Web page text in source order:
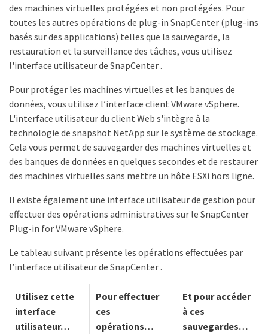
des machines virtuelles protégées et non protégées. Pour
toutes les autres opérations de plug-in SnapCenter (plug-ins
basés sur des applications) telles que la sauvegarde, la
restauration et la surveillance des tâches, vous utilisez
l'interface utilisateur de SnapCenter .
Pour protéger les machines virtuelles et les banques de
données, vous utilisez l’interface client VMware vSphere.
L'interface utilisateur du client Web s'intègre à la
technologie de snapshot NetApp sur le système de stockage.
Cela vous permet de sauvegarder des machines virtuelles et
des banques de données en quelques secondes et de restaurer
des machines virtuelles sans mettre un hôte ESXi hors ligne.
Il existe également une interface utilisateur de gestion pour
effectuer des opérations administratives sur le SnapCenter
Plug-in for VMware vSphere.
Le tableau suivant présente les opérations effectuées par
l’interface utilisateur de SnapCenter .
Utilisez cette
interface
utilisateur…
Pour effectuer
ces
opérations…​
Et pour accéder
à ces
sauvegardes…​